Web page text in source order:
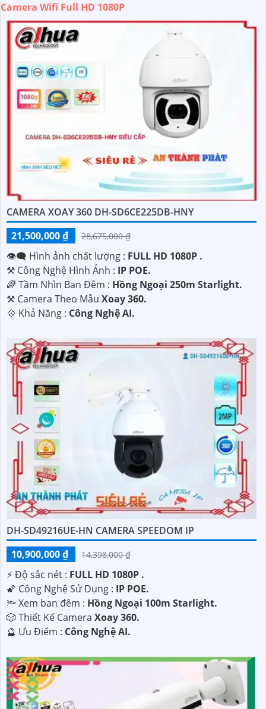
Camera Wifi Full HD 1080P
CAMERA XOAY 360 DH-SD6CE225DB-HNY
21,500,000 ₫
28,675,000 ₫
👁️‍🗨 Hình ảnh chất lượng : FULL HD 1080P .
⚒ Công Nghệ Hình Ảnh : IP POE.
🌈 Tầm Nhìn Ban Đêm : Hồng Ngoại 250m Starlight.
⚒ Camera Theo Mẫu Xoay 360.
️💠 Khả Năng : Công Nghệ AI.
DH-SD49216UE-HN CAMERA SPEEDOM IP
10,900,000 ₫
14,398,000 ₫
️⚡ Độ sắc nét : FULL HD 1080P .
🌠 Công Nghệ Sử Dụng : IP POE.
🔦 Xem ban đêm : Hồng Ngoại 100m Starlight.
🎲 Thiết Kế Camera Xoay 360.
️🔮 Ưu Điểm : Công Nghệ AI.